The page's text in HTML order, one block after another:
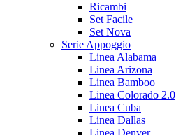
Ricambi
Set Facile
Set Nova
Serie Appoggio
Linea Alabama
Linea Arizona
Linea Bamboo
Linea Colorado 2.0
Linea Cuba
Linea Dallas
Linea Denver